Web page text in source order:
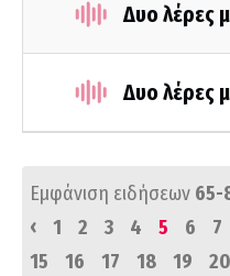
Δυο λέρες
Δυο λέρες
Εμφάνιση ειδήσεων 65-
‹
1 2 3 4 5 6 7
15
16 17 18 19 20